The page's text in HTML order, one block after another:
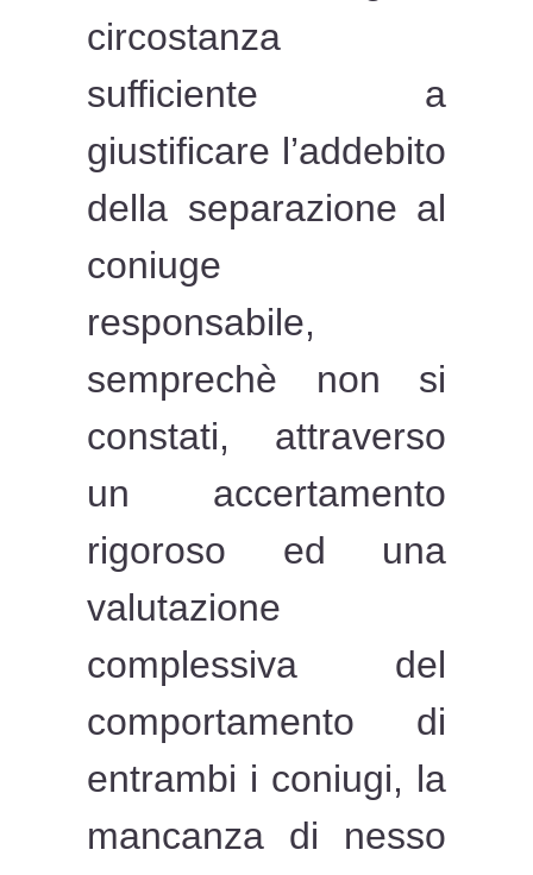
circostanza
sufficiente a
giustificare l’addebito
della separazione al
coniuge
responsabile,
semprechè non si
constati, attraverso
un accertamento
rigoroso ed una
valutazione
complessiva del
comportamento di
entrambi i coniugi, la
mancanza di nesso